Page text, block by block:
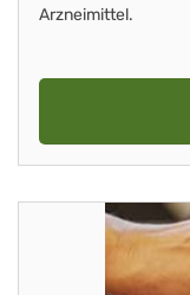
Arzneimittel.